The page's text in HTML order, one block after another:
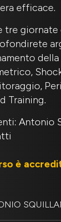
efficace.
tre
Training.
Antonio
è